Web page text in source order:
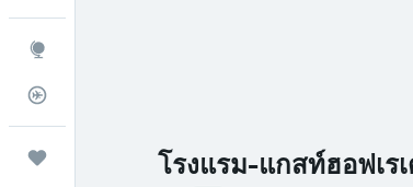
โรงแรม-แกสท์ฮอฟเร